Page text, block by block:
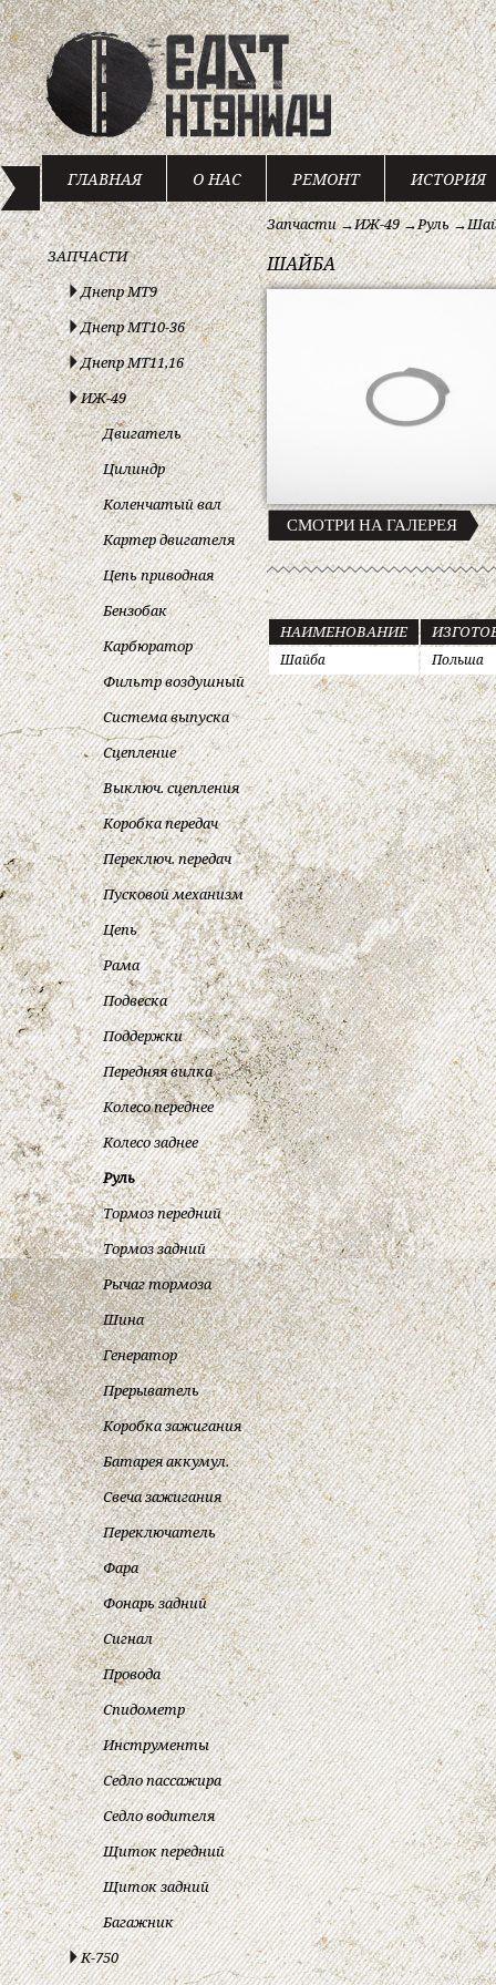
ГЛАВНАЯ О НАС РЕМОНТ ИСТОРИЯ
ЗАПЧАСТИ
Днепр МТ9
Днепр МТ10-36
Днепр МТ11,16
ИЖ-49
Двигатель
Цилиндр
Коленчатый вал
Картер двигателя
Цепь приводная
Бензобак
Карбюратор
Фильтр воздушный
Система выпуска
Сцепление
Выключ. сцепления
Коробка передач
Переключ. передач
Пусковой механизм
Цепь
Рама
Подвеска
Поддержки
Передняя вилка
Колесо переднее
Колесо заднее
Руль
Тормоз передний
Тормоз задний
Рычаг тормоза
Шина
Генератор
Прерыватель
Коробка зажигания
Батарея аккумул.
Свеча зажигания
Переключатель
Фара
Фонарь задний
Сигнал
Провода
Спидометр
Инструменты
Седло пассажира
Седло водителя
Щиток передний
Щиток задний
Багажник
К-750
Запчасти→ИЖ-49→Руль→
ШАЙБА
СМОТРИ НА ГАЛЕРЕЯ
НАИМЕНОВАНИЕ
Шайба Польша